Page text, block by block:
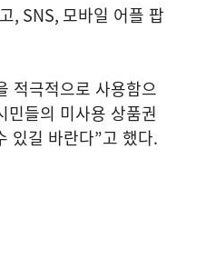
, SNS, 모바일 어플 팝
적극적으로 사용함으
민들의 미사용 상품권
있길 바란다”고 했다.